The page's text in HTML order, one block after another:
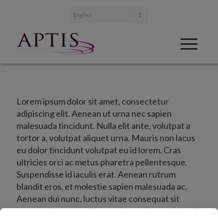
Lorem ipsum dolor sit amet, consectetur
adipiscing elit. Aenean ut urna nec sapien
malesuada tincidunt. Nulla elit ante, volutpat a
tortor a, volutpat aliquet urna. Mauris non lacus
eu dolor tincidunt volutpat eu id lorem. Cras
ultricies orci ac metus pharetra pellentesque.
Suspendisse id iaculis erat. Aenean rutrum
blandit eros, et molestie sapien malesuada ac.
Aenean dui nunc, luctus vitae consequat sit
amet, vulputate sed augue. Lorem ipsum dolor sit